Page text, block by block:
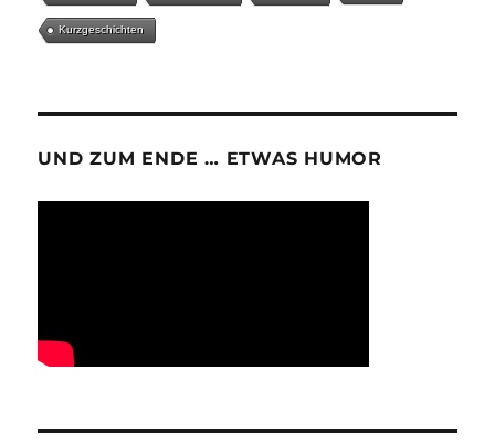
Kurzgeschichten
UND ZUM ENDE … ETWAS HUMOR